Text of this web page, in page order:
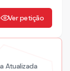
Ver petição
Atualizada